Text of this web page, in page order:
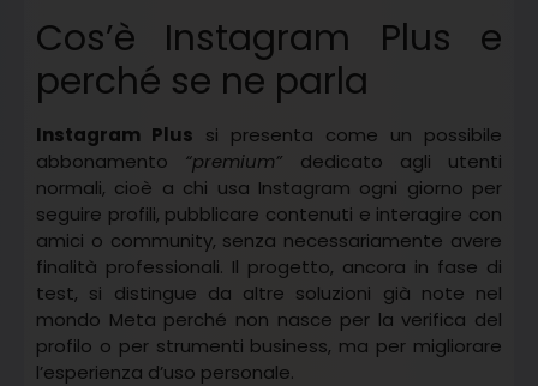
Cos’è Instagram Plus e
perché se ne parla
Instagram Plus si presenta come un possibile
abbonamento “premium” dedicato agli utenti
normali, cioè a chi usa Instagram ogni giorno per
seguire profili, pubblicare contenuti e interagire con
amici o community, senza necessariamente avere
finalità professionali. Il progetto, ancora in fase di
test, si distingue da altre soluzioni già note nel
mondo Meta perché non nasce per la verifica del
profilo o per strumenti business, ma per migliorare
l’esperienza d’uso personale.